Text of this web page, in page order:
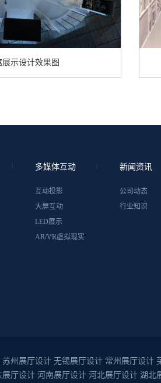
展示设计效果图
多媒体互动
互动投影
大屏互动
LED展示
AR/VR虚拟现实
新闻资讯
公司动态
行业知识
苏州展厅设计 无锡展厅设计 常州展厅设计
展厅设计 河南展厅设计 河北展厅设计 湖北